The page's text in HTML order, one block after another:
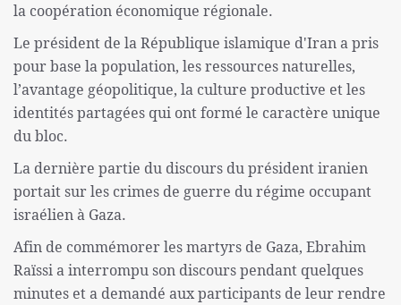
la coopération économique régionale.
Le président de la République islamique d'Iran a pris
pour base la population, les ressources naturelles,
l’avantage géopolitique, la culture productive et les
identités partagées qui ont formé le caractère unique
du bloc.
La dernière partie du discours du président iranien
portait sur les crimes de guerre du régime occupant
israélien à Gaza.
Afin de commémorer les martyrs de Gaza, Ebrahim
Raïssi a interrompu son discours pendant quelques
minutes et a demandé aux participants de leur rendre